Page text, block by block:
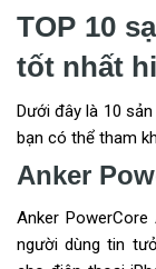
TOP 10
tốt nhất
Dưới đây là 10
bạn có thể tham
Anker
Anker
người dùng tin